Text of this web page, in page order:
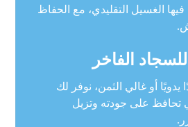
الغسيل التقليدي، مع الحفاظ
الفاخر
يدويًا أو غالي الثمن، نوفر لك
تحافظ على جودته وتزيل